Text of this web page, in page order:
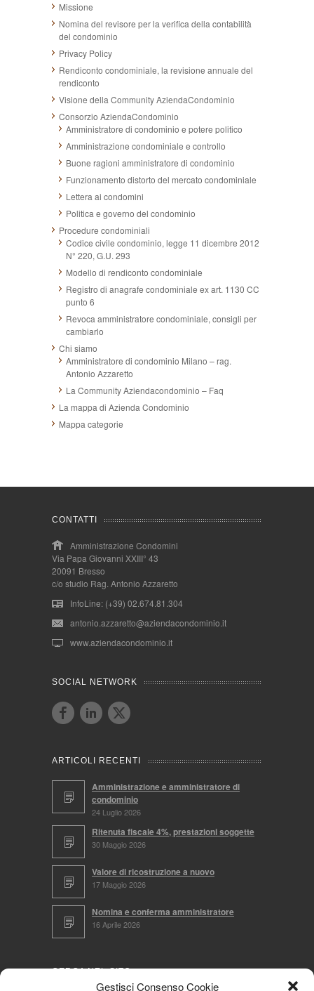
Gestisci Consenso Cookie
Missione
Nomina del revisore per la verifica della contabilità
del condominio
Privacy Policy
Rendiconto condominiale, la revisione annuale del
rendiconto
Visione della Community AziendaCondominio
Consorzio AziendaCondominio
Amministratore di condominio e potere politico
Amministrazione condominiale e controllo
Buone ragioni amministratore di condominio
Funzionamento distorto del mercato condominiale
Lettera ai condomini
Politica e governo del condominio
Procedure condominiali
Codice civile condominio, legge 11 dicembre 2012
N° 220, G.U. 293
Modello di rendiconto condominiale
Registro di anagrafe condominiale ex art. 1130 CC
punto 6
Revoca amministratore condominiale, consigli per
cambiarlo
Chi siamo
Amministratore di condominio Milano – rag.
Antonio Azzaretto
La Community Aziendacondominio – Faq
La mappa di Azienda Condominio
Mappa categorie
CONTATTI
Amministrazione Condomini
Via Papa Giovanni XXIII° 43
20091 Bresso
c/o studio Rag. Antonio Azzaretto
InfoLine: (+39) 02.674.81.304
antonio.azzaretto@aziendacondominio.it
www.aziendacondominio.it
SOCIAL NETWORK
ARTICOLI RECENTI
Amministrazione e amministratore di
condominio
24 Luglio 2026
Ritenuta fiscale 4%, prestazioni soggette
30 Maggio 2026
Valore di ricostruzione a nuovo
17 Maggio 2026
Nomina e conferma amministratore
16 Aprile 2026
CERCA NEL SITO